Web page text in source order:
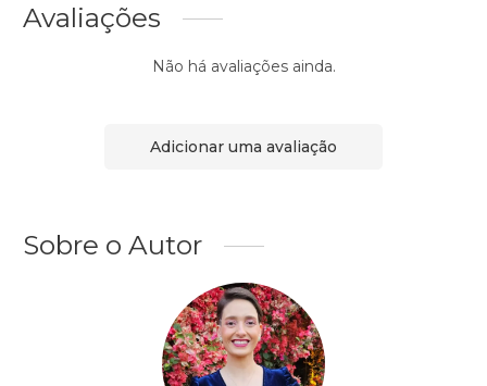
Avaliações
Não há avaliações ainda.
Adicionar uma avaliação
Sobre o Autor